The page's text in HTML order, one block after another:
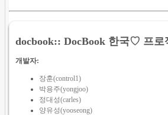
docbook:: DocBook 한국♡ 프로
개발자:
장훈(control1)
박용주(yongjoo)
정대성(carles)
양유성(yooseong)